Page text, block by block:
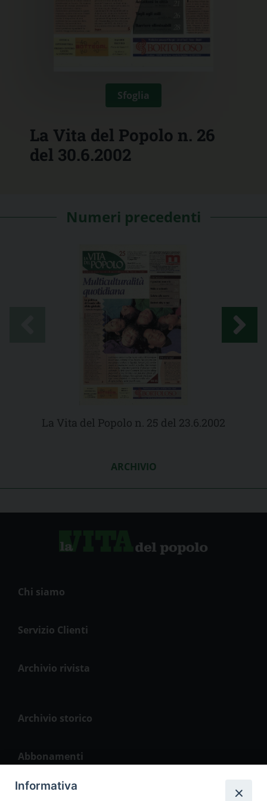
Sfoglia
La Vita del Popolo n. 26
del 30.6.2002
Numeri precedenti
La Vita del Popolo n. 25 del 23.6.2002
ARCHIVIO
Chi siamo
Servizio Clienti
Archivio rivista
Archivio storico
Abbonamenti
Informativa